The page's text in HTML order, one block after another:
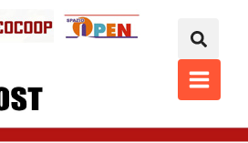
MAIN
MENU